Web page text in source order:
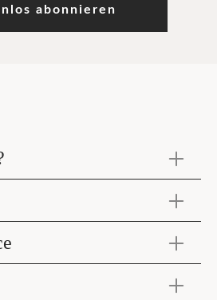
abonnieren